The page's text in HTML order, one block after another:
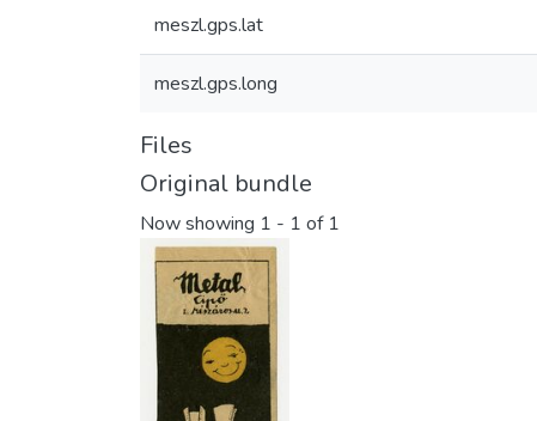
meszl.gps.lat
meszl.gps.long
Files
Original bundle
Now showing 1 - 1 of 1